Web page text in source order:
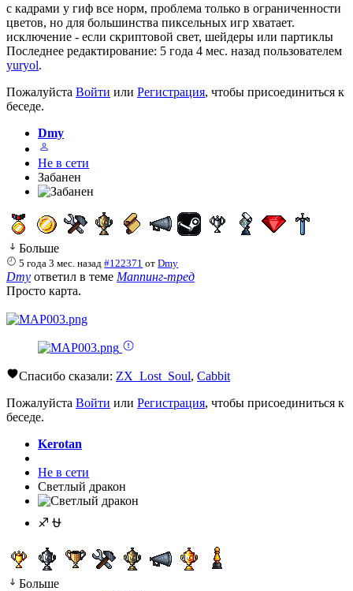
с кадрами у гиф все норм, проблема только в ограниченности
цветов, но для большинства пиксельных игр хватает.
исключение - если скриптовой свет, шейдеры или партиклы
Последнее редактирование: 5 года 4 мес. назад пользователем
yuryol.
Пожалуйста Войти или Регистрация, чтобы присоединиться к
беседе.
Dmy
Не в сети
Забанен
Больше
5 года 3 мес. назад #122371 отDmy
Dmy ответил в теме Маппинг-тред
Просто карта.
Спасибо сказали: ZX_Lost_Soul, Cabbit
Пожалуйста Войти или Регистрация, чтобы присоединиться к
беседе.
Kerotan
Не в сети
Светлый дракон
♐ ⛎
Больше